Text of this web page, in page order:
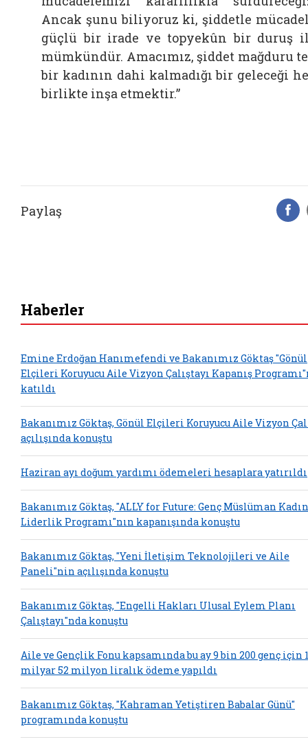
Ancak şunu biliyoruz ki, şiddetle
güçlü bir irade ve topyekûn bir duruş
mümkündür. Amacımız, şiddet mağduru
bir kadının dahi kalmadığı bir geleceği
birlikte inşa etmektir.”
Paylaş
Haberler
Emine Erdoğan Hanımefendi ve Bakanımız Göktaş "Gönül
Elçileri Koruyucu Aile Vizyon Çalıştayı Kapanış
katıldı
Bakanımız Göktaş, Gönül Elçileri Koruyucu Aile Vizyon
açılışında konuştu
Haziran ayı doğum yardımı ödemeleri hesaplara yatırıldı
Bakanımız Göktaş, "ALLY for Future: Genç Müslüman
Liderlik Programı"nın kapanışında konuştu
Bakanımız Göktaş, "Yeni İletişim Teknolojileri ve Aile
Paneli"nin açılışında konuştu
Bakanımız Göktaş, "Engelli Hakları Ulusal Eylem Planı
Çalıştayı"nda konuştu
Aile ve Gençlik Fonu kapsamında bu ay 9 bin 200 genç için 1
milyar 52 milyon liralık ödeme yapıldı
Bakanımız Göktaş, "Kahraman Yetiştiren Babalar Günü"
programında konuştu